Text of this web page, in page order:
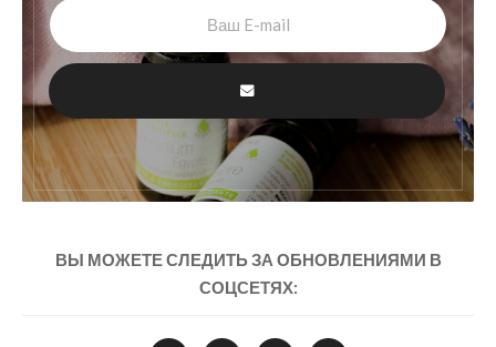
ВЫ МОЖЕТЕ СЛЕДИТЬ ЗА ОБНОВЛЕНИЯМИ В
СОЦСЕТЯХ: